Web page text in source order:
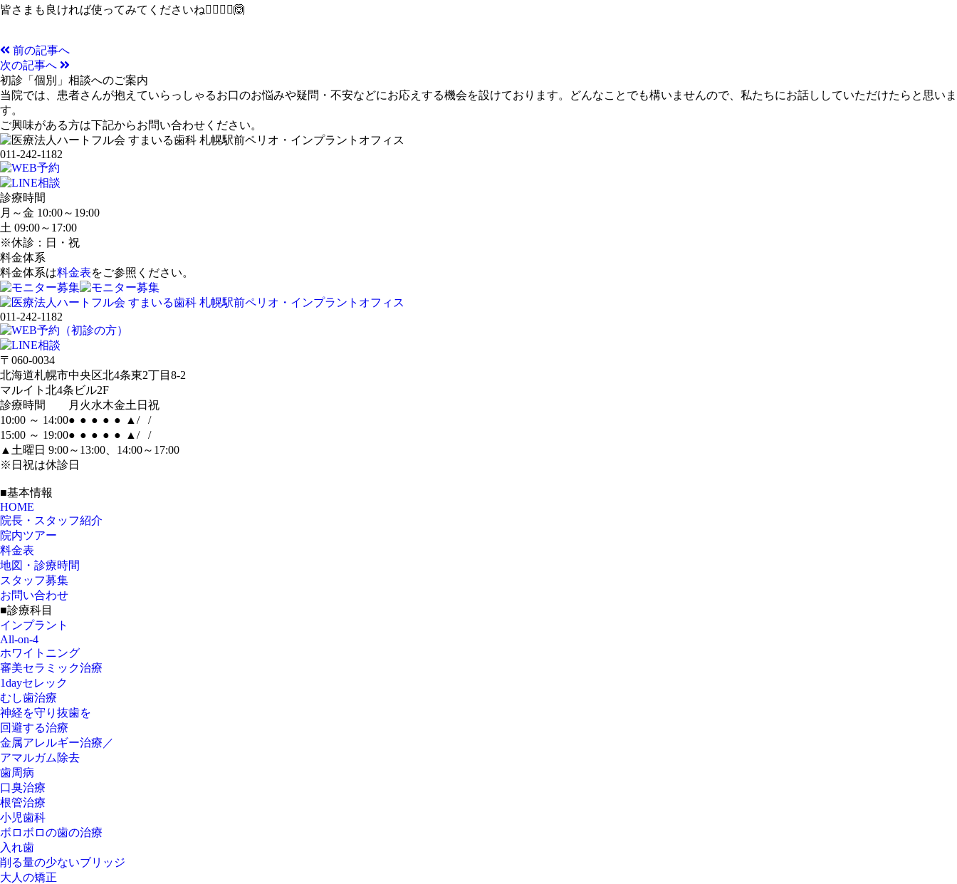
皆さまも良ければ使ってみてくださいね🙆‍♀️🙆‍♂️🙆
前の記事へ
次の記事へ
初診「個別」相談へのご案内
当院では、患者さんが抱えていらっしゃるお口のお悩みや疑問・不安などにお応えする機会を設けております。どんなことでも構いませんので、私たちにお話ししていただけたらと思いま
す。
ご興味がある方は下記からお問い合わせください。
011-242-1182
診療時間
月～金 10:00～19:00
土 09:00～17:00
※休診：日・祝
料金体系
料金体系は料金表をご参照ください。
011-242-1182
〒060-0034
北海道札幌市中央区北4条東2丁目8-2
マルイト北4条ビル2F
診療時間
月 火水木金土 日 祝
10:00 ～ 14:00● ● ● ● ● ▲ /
/
15:00 ～ 19:00● ● ● ● ● ▲ /
/
▲土曜日 9:00～13:00、14:00～17:00
※日祝は休診日
■基本情報
HOME
院長・スタッフ紹介
院内ツアー
料金表
地図・診療時間
スタッフ募集
お問い合わせ
■診療科目
インプラント
All-on-4
ホワイトニング
審美セラミック治療
1dayセレック
むし歯治療
神経を守り抜歯を
回避する治療
金属アレルギー治療／
アマルガム除去
歯周病
口臭治療
根管治療
小児歯科
ボロボロの歯の治療
入れ歯
削る量の少ないブリッジ
大人の矯正